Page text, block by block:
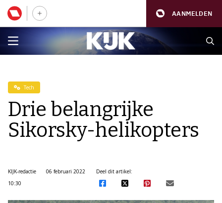
AANMELDEN
Tech
Drie belangrijke
Sikorsky-helikopters
KIJK-redactie
06 februari 2022
10:30
Deel dit artikel: